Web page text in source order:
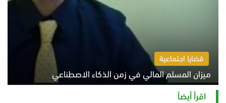
قضايا اجتماعية
ميزان المسلم المالي في زمن الذكاء الاصطناعي
السبت 8 أغسطس 2026 11:21 ص
اقرأ أيضاً